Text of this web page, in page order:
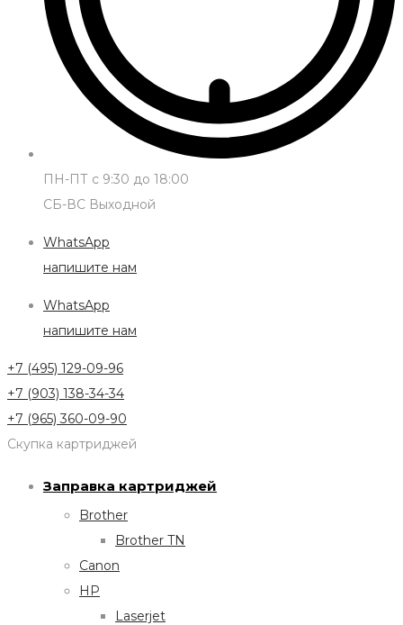
ПН-ПТ с 9:30 до 18:00
СБ-ВС Выходной
WhatsApp
напишите нам
WhatsApp
напишите нам
+7 (495) 129-09-96
+7 (903) 138-34-34
+7 (965) 360-09-90
Скупка картриджей
Заправка картриджей
Brother
Brother TN
Canon
HP
Laserjet